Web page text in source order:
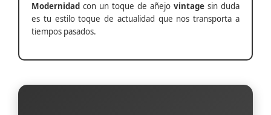
Modernidad con un toque de añejo vintage sin duda
es tu estilo toque de actualidad que nos transporta a
tiempos pasados.